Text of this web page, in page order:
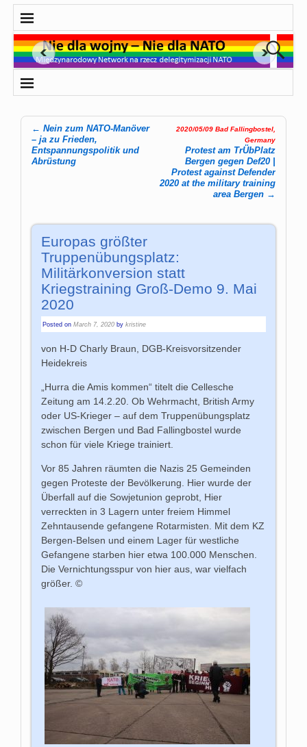
Post navigation
← Nein zum NATO-Manöver
– ja zu Frieden,
Entspannungspolitik und
Abrüstung
2020/05/09 Bad Fallingbostel,
Germany
Protest am TrÜbPlatz
Bergen gegen Def20 |
Protest against Defender
2020 at the military training
area Bergen →
Europas größter
Truppenübungsplatz:
Militärkonversion statt
Kriegstraining Groß-Demo 9. Mai
2020
Posted onMarch 7, 2020 bykristine
von H-D Charly Braun, DGB-Kreisvorsitzender
Heidekreis
„Hurra die Amis kommen“ titelt die Cellesche
Zeitung am 14.2.20. Ob Wehrmacht, British Army
oder US-Krieger – auf dem Truppenübungsplatz
zwischen Bergen und Bad Fallingbostel wurde
schon für viele Kriege trainiert.
Vor 85 Jahren räumten die Nazis 25 Gemeinden
gegen Proteste der Bevölkerung. Hier wurde der
Überfall auf die Sowjetunion geprobt, Hier
verreckten in 3 Lagern unter freiem Himmel
Zehntausende gefangene Rotarmisten. Mit dem KZ
Bergen-Belsen und einem Lager für westliche
Gefangene starben hier etwa 100.000 Menschen.
Die Vernichtungsspur von hier aus, war vielfach
größer. ©